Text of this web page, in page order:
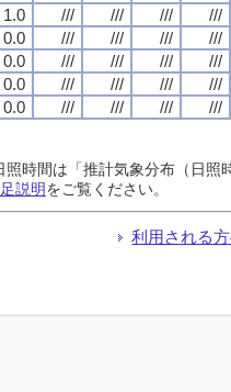
1.0 /// /// ///
///
0.0 /// /// ///
///
0.0 /// /// ///
///
0.0 /// /// ///
///
0.0 /// /// /// ///
時間は「推計気象分布（日
説明をご覧ください。
利用される